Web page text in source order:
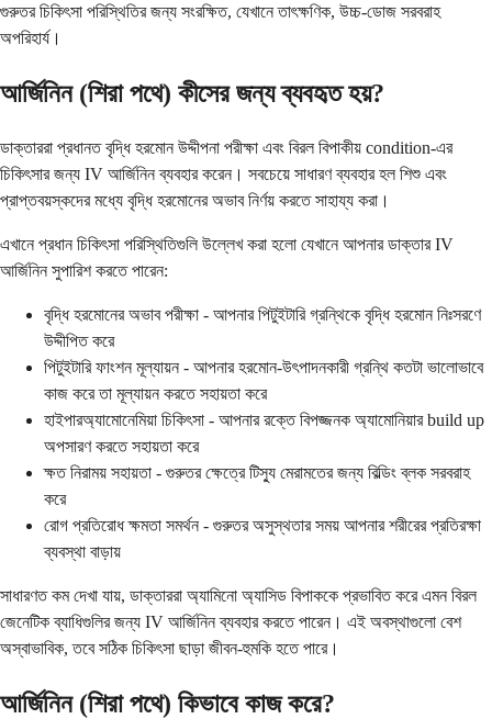
গুরুতর চিকিৎসা পরিস্থিতির জন্য সংরক্ষিত, যেখানে তাৎক্ষণিক, উচ্চ-ডোজ সরবরাহ
অপরিহার্য।
আর্জিনিন (শিরা পথে) কীসের জন্য ব্যবহৃত হয়?
ডাক্তাররা প্রধানত বৃদ্ধি হরমোন উদ্দীপনা পরীক্ষা এবং বিরল বিপাকীয় condition-এর
চিকিৎসার জন্য IV আর্জিনিন ব্যবহার করেন। সবচেয়ে সাধারণ ব্যবহার হল শিশু এবং
প্রাপ্তবয়স্কদের মধ্যে বৃদ্ধি হরমোনের অভাব নির্ণয় করতে সাহায্য করা।
এখানে প্রধান চিকিৎসা পরিস্থিতিগুলি উল্লেখ করা হলো যেখানে আপনার ডাক্তার IV
আর্জিনিন সুপারিশ করতে পারেন:
বৃদ্ধি হরমোনের অভাব পরীক্ষা - আপনার পিটুইটারি গ্রন্থিকে বৃদ্ধি হরমোন নিঃসরণে
উদ্দীপিত করে
পিটুইটারি ফাংশন মূল্যায়ন - আপনার হরমোন-উৎপাদনকারী গ্রন্থি কতটা ভালোভাবে
কাজ করে তা মূল্যায়ন করতে সহায়তা করে
হাইপারঅ্যামোনেমিয়া চিকিৎসা - আপনার রক্তে বিপজ্জনক অ্যামোনিয়ার build up
অপসারণ করতে সহায়তা করে
ক্ষত নিরাময় সহায়তা - গুরুতর ক্ষেত্রে টিস্যু মেরামতের জন্য বিল্ডিং ব্লক সরবরাহ
করে
রোগ প্রতিরোধ ক্ষমতা সমর্থন - গুরুতর অসুস্থতার সময় আপনার শরীরের প্রতিরক্ষা
ব্যবস্থা বাড়ায়
সাধারণত কম দেখা যায়, ডাক্তাররা অ্যামিনো অ্যাসিড বিপাককে প্রভাবিত করে এমন বিরল
জেনেটিক ব্যাধিগুলির জন্য IV আর্জিনিন ব্যবহার করতে পারেন। এই অবস্থাগুলো বেশ
অস্বাভাবিক, তবে সঠিক চিকিৎসা ছাড়া জীবন-হুমকি হতে পারে।
আর্জিনিন (শিরা পথে) কিভাবে কাজ করে?